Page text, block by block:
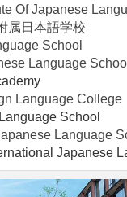
Of Japanese
属日本語学校
School
Language School
Language College
School
Language
Japanese